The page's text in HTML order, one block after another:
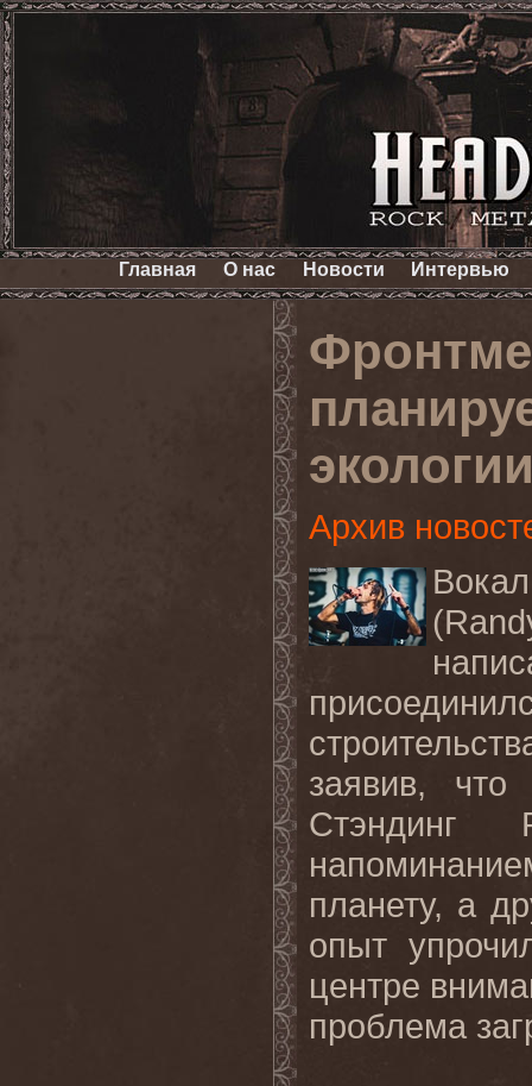
Главная О нас Новости Интервью
Архив
(
заявив, что
Стэндинг
планету, а
опыт
центре
проблема